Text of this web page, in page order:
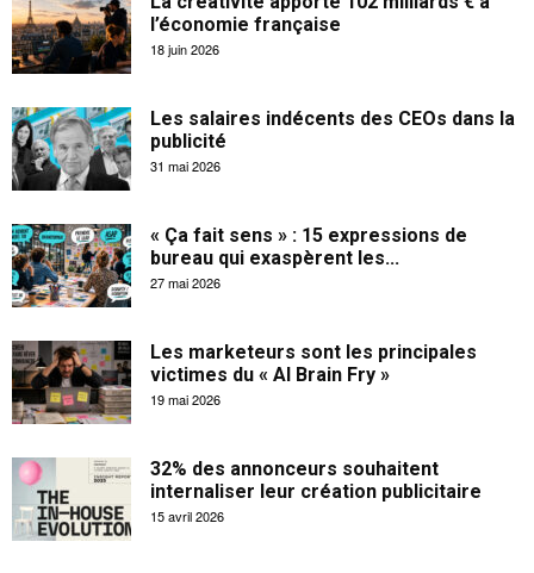
l’économie française
18 juin 2026
Les salaires indécents des CEOs dans la
publicité
31 mai 2026
« Ça fait sens » : 15 expressions de
bureau qui exaspèrent les...
27 mai 2026
Les marketeurs sont les principales
victimes du « AI Brain Fry »
19 mai 2026
32% des annonceurs souhaitent
internaliser leur création publicitaire
15 avril 2026